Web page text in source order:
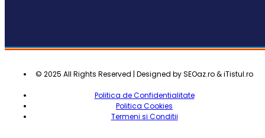
© 2025 All Rights Reserved | Designed by SEOaz.ro & iTistul.ro
Politica de Confidentialitate
Politica Cookies
Termeni si Conditii